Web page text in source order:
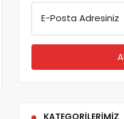
E-Posta Adresiniz
KATEGORILERIMIZ